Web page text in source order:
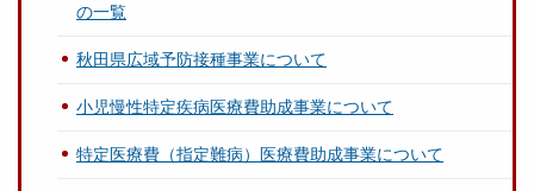
の一覧
秋田県広域予防接種事業について
小児慢性特定疾病医療費助成事業について
特定医療費（指定難病）医療費助成事業について